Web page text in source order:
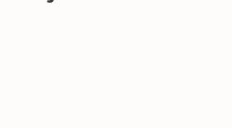
el mismo nivel de
no será diferente a reservar
profesional.